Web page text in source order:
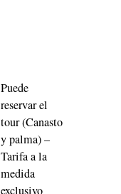
Puede
reservar el
tour (Canasto
y palma) –
Tarifa a la
medida
exclusivo